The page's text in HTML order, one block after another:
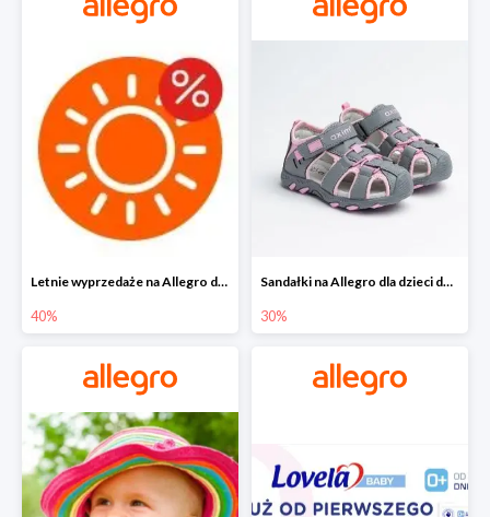
Letnie wyprzedaże na Allegro do -40%
40%
Sandałki na Allegro dla dzieci do -30%
30%